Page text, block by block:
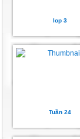
lop 3
Tuần 24